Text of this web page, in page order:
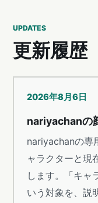
UPDATES
更新履歴
2026年8月6日
nariyachanの
nariyachanの専
ャラクターと現
します。「キャ
いう対象を、説